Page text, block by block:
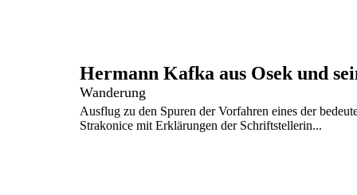
Hermann Kafka aus Osek und
Wanderung
Ausflug zu den Spuren der Vorfahren eines der
Strakonice mit Erklärungen der Schriftstellerin...